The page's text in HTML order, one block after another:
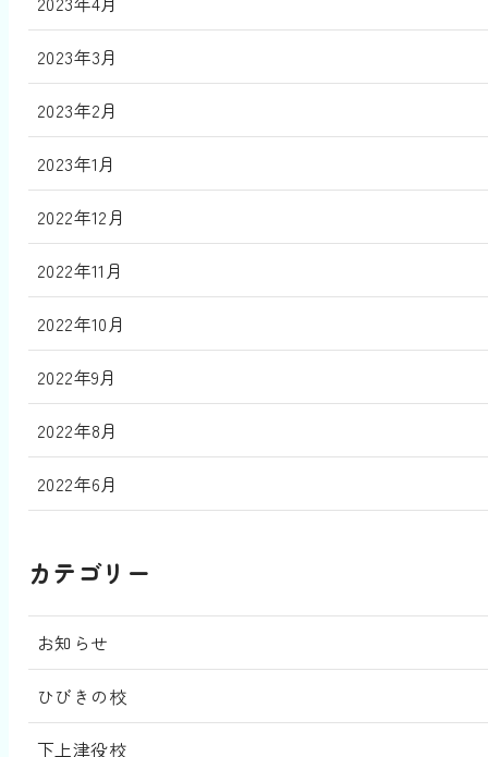
2023年3月
2023年2月
2023年1月
2022年12月
2022年11月
2022年10月
2022年9月
2022年8月
2022年6月
カテゴリー
お知らせ
ひびきの校
下上津役校